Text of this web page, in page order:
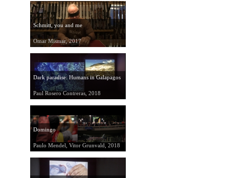
Schmitt, you and me
Omar Mismar, 2017
Dark paradise: Humans in Galapagos
Paul Rosero Contreras, 2018
Domingo
Paulo Mendel, Vitor Grunvald, 2018